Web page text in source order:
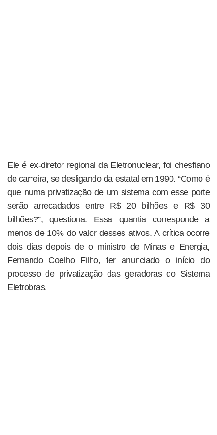
Ele é ex-diretor regional da Eletronuclear, foi chesfiano
de carreira, se desligando da estatal em 1990. “Como é
que numa privatização de um sistema com esse porte
serão arrecadados entre R$ 20 bilhões e R$ 30
bilhões?”, questiona. Essa quantia corresponde a
menos de 10% do valor desses ativos. A crítica ocorre
dois dias depois de o ministro de Minas e Energia,
Fernando Coelho Filho, ter anunciado o início do
processo de privatização das geradoras do Sistema
Eletrobras.